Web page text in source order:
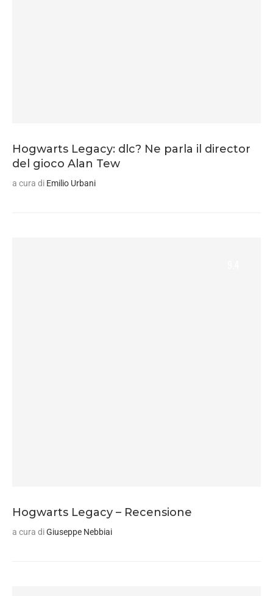
Hogwarts Legacy: dlc? Ne parla il director
del gioco Alan Tew
a cura di Emilio Urbani
Hogwarts Legacy – Recensione
a cura diGiuseppe Nebbiai